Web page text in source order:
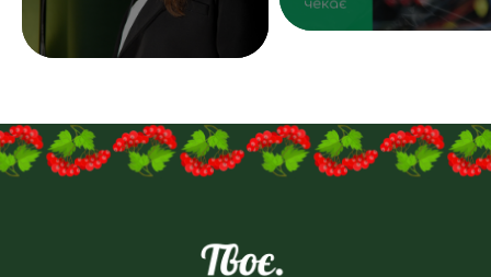
результат і досвід у
продажах — плюс.
пошту:uhreklama1@gmail.com